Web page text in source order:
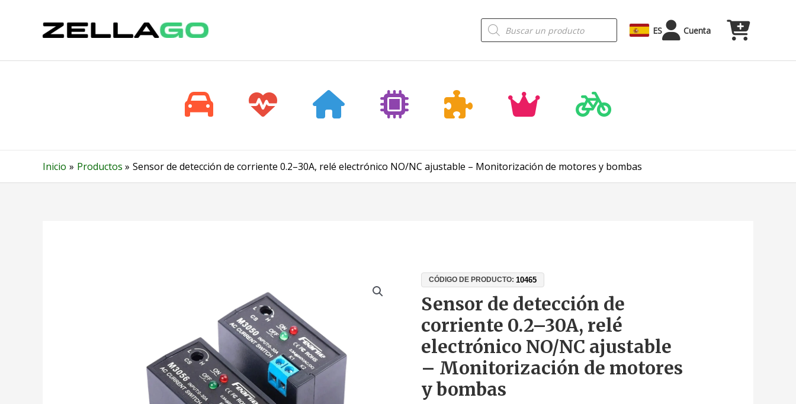
contenido
Búsqueda
de
productos
ES Cuenta
Inicio Productos Sensor de detección de corriente 0.2–30A, relé electrónico NO/NC ajustable – Monitorización de motores y bombas
CÓDIGO DE PRODUCTO:10465
Sensor de detección de
corriente 0.2–30A, relé
electrónico NO/NC ajustable
– Monitorización de motores
y bombas
Sensor
detección
de
corriente
0.2–
30A,
relé
electrónico